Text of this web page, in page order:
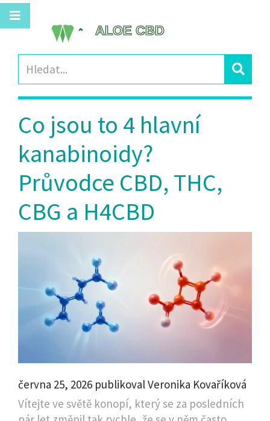
Co jsou to 4 hlavní
kanabinoidy?
Průvodce CBD, THC,
CBG a H4CBD
června 25, 2026 publikoval Veronika Kovaříková
Vítejte ve světě konopí, který se za posledních